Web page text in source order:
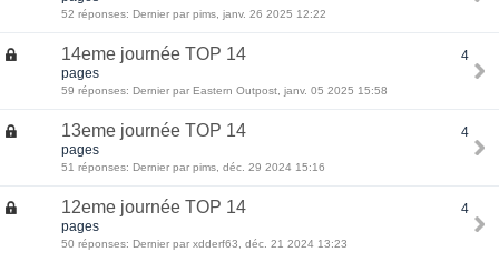
52 réponses: Dernier par pims, janv. 26 2025 12:22
14eme journée TOP 14
4
pages
59 réponses: Dernier par Eastern Outpost, janv. 05 2025 15:58
13eme journée TOP 14
4
pages
51 réponses: Dernier par pims, déc. 29 2024 15:16
12eme journée TOP 14
4
pages
50 réponses: Dernier par xdderf63, déc. 21 2024 13:23